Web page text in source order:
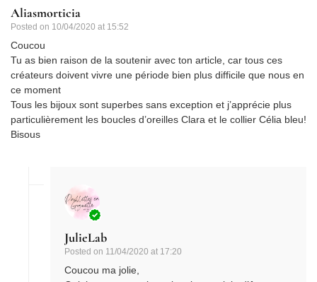
Aliasmorticia
Posted on 10/04/2020 at 15:52
Coucou
Tu as bien raison de la soutenir avec ton article, car tous ces
créateurs doivent vivre une période bien plus difficile que nous en
ce moment
Tous les bijoux sont superbes sans exception et j’apprécie plus
particulièrement les boucles d’oreilles Clara et le collier Célia bleu!
Bisous
JulieLab
Posted on 11/04/2020 at 17:20
Coucou ma jolie,